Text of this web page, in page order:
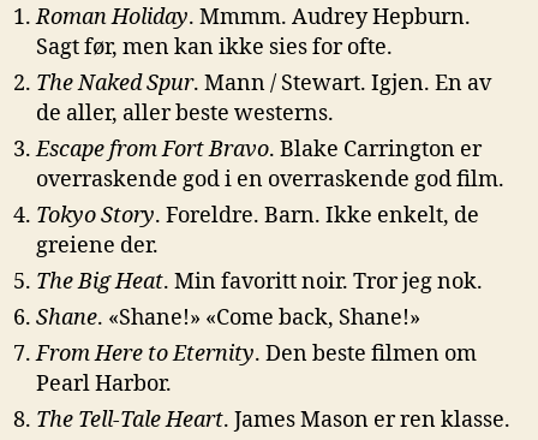
Roman Holiday. Mmmm. Audrey Hepburn.
Sagt før, men kan ikke sies for ofte.
The Naked Spur. Mann / Stewart. Igjen. En av
de aller, aller beste westerns.
Escape from Fort Bravo. Blake Carrington er
overraskende god i en overraskende god film.
Tokyo Story. Foreldre. Barn. Ikke enkelt, de
greiene der.
The Big Heat. Min favoritt noir. Tror jeg nok.
Shane. «Shane!» «Come back, Shane!»
From Here to Eternity. Den beste filmen om
Pearl Harbor.
The Tell-Tale Heart. James Mason er ren klasse.